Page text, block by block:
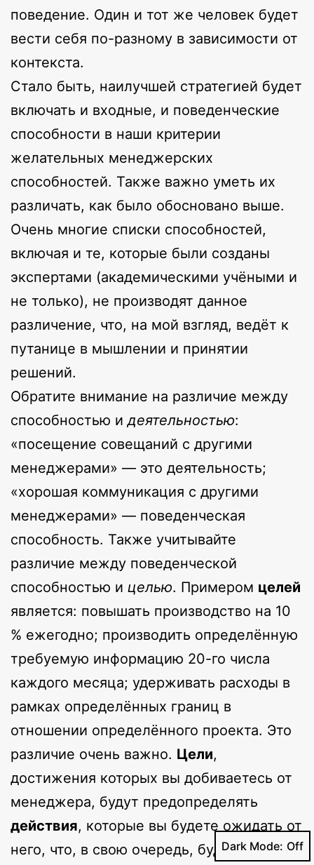
поведение. Один и тот же человек будет
вести себя по-разному в зависимости от
контекста.
Стало быть, наилучшей стратегией будет
включать и входные, и поведенческие
способности в наши критерии
желательных менеджерских
способностей. Также важно уметь их
различать, как было обосновано выше.
Очень многие списки способностей,
включая и те, которые были созданы
экспертами (академическими учёными и
не только), не производят данное
различение, что, на мой взгляд, ведёт к
путанице в мышлении и принятии
решений.
Обратите внимание на различие между
способностью идеятельностью:
«посещение совещаний с другими
менеджерами» — это деятельность;
«хорошая коммуникация с другими
менеджерами» — поведенческая
способность. Также учитывайте
различие между поведенческой
способностью и целью. Примером целей
является: повышать производство на 10
% ежегодно; производить определённую
требуемую информацию 20-го числа
каждого месяца; удерживать расходы в
рамках определённых границ в
отношении определённого проекта. Это
различие очень важно. Цели,
достижения которых вы добиваетесь от
менеджера, будут предопределять
действия, которые вы будете ожидать от
него, что, в свою очередь, будет влиять
Dark Mode: